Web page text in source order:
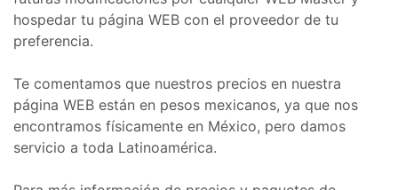
hospedar tu página WEB con el proveedor de tu
preferencia.
Te comentamos que nuestros precios en nuestra
página WEB están en pesos mexicanos, ya que nos
encontramos físicamente en México, pero damos
servicio a toda Latinoamérica.